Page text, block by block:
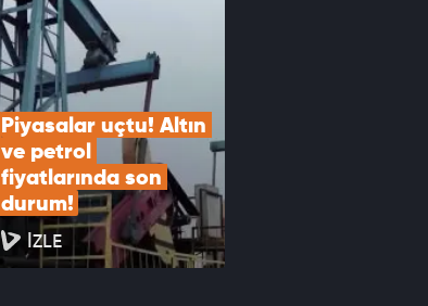
Piyasalar uçtu! Altın
ve petrol
fiyatlarında son
durum!
İZLE